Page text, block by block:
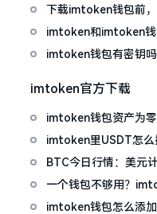
下载imtoken钱包前
imtoken和imtoken钱
imtoken钱包有密钥
imtoken官方下载
imtoken钱包资产为
imtoken里USDT怎么
波场币
BTC今日行情：美元
一个钱包不够用？
资产
imtoken钱包怎么添